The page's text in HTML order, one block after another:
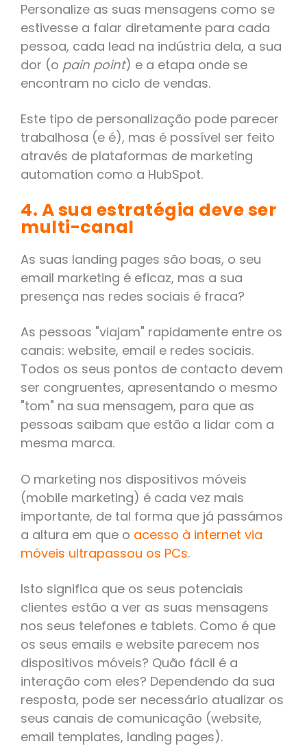
Personalize as suas mensagens como se
estivesse a falar diretamente para cada
pessoa, cada lead na indústria dela, a sua
dor (o pain point) e a etapa onde se
encontram no ciclo de vendas.
Este tipo de personalização pode parecer
trabalhosa (e é), mas é possível ser feito
através de plataformas de marketing
automation como a HubSpot.
4. A sua estratégia deve ser
multi-canal
As suas landing pages são boas, o seu
email marketing é eficaz, mas a sua
presença nas redes sociais é fraca?
As pessoas "viajam" rapidamente entre os
canais: website, email e redes sociais.
Todos os seus pontos de contacto devem
ser congruentes, apresentando o mesmo
"tom" na sua mensagem, para que as
pessoas saibam que estão a lidar com a
mesma marca.
O marketing nos dispositivos móveis
(mobile marketing) é cada vez mais
importante, de tal forma que já passámos
a altura em que o acesso à internet via
móveis ultrapassou os PCs.
Isto significa que os seus potenciais
clientes estão a ver as suas mensagens
nos seus telefones e tablets. Como é que
os seus emails e website parecem nos
dispositivos móveis? Quão fácil é a
interação com eles? Dependendo da sua
resposta, pode ser necessário atualizar os
seus canais de comunicação (website,
email templates, landing pages).